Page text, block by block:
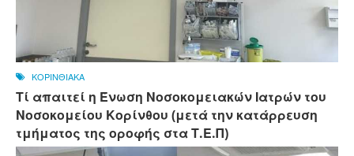
ΚΟΡΙΝΘΙΑΚΑ
Τί απαιτεί η Ένωση Νοσοκομειακών Ιατρών του
Νοσοκομείου Κορίνθου (μετά την κατάρρευση
τμήματος της οροφής στα Τ.Ε.Π)